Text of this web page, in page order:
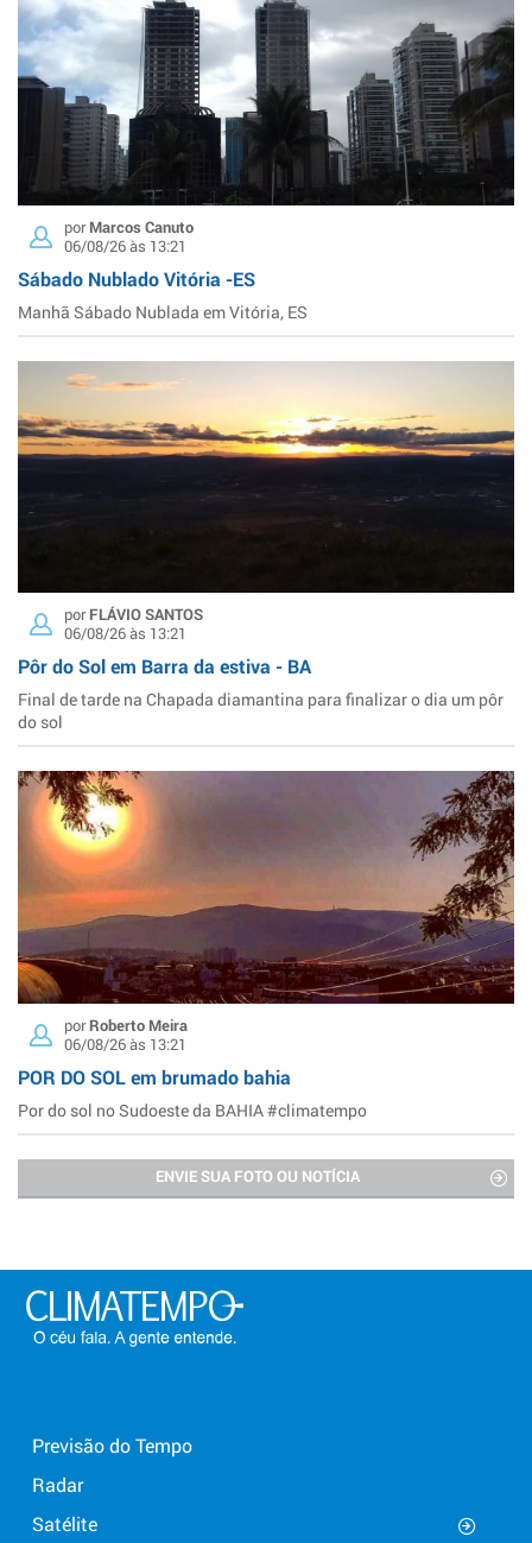
porMarcos Canuto
06/08/26 às 13:21
Sábado Nublado Vitória -ES
Manhã Sábado Nublada em Vitória, ES
porFLÁVIO SANTOS
06/08/26 às 13:21
Pôr do Sol em Barra da estiva - BA
Final de tarde na Chapada diamantina para finalizar o dia um pôr
do sol
porRoberto Meira
06/08/26 às 13:21
POR DO SOL em brumado bahia
Por do sol no Sudoeste da BAHIA #climatempo
ENVIE SUA FOTO OU NOTÍCIA
Previsão do Tempo
Radar
Satélite